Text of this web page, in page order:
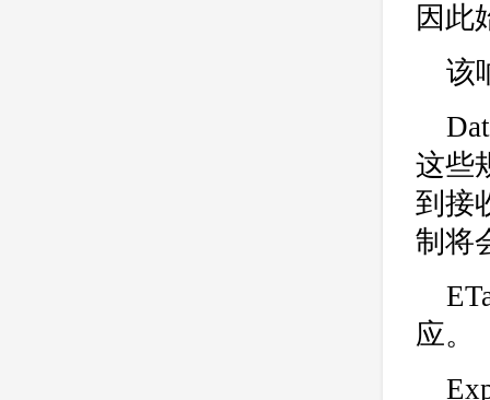
因此
该
这些
到接
制将
应。